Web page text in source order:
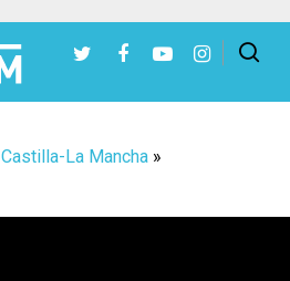
Castilla-La Mancha »